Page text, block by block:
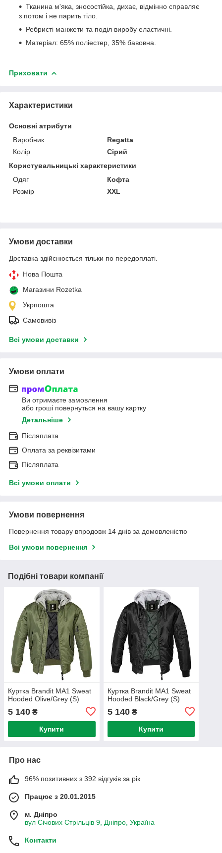
Тканина м'яка, зносостійка, дихає, відмінно справляє
з потом і не парить тіло.
Ребристі манжети та поділ виробу еластичні.
Матеріал: 65% поліестер, 35% бавовна.
Приховати
Характеристики
Основні атрибути
Виробник
Regatta
Колір
Сірий
Користувальницькі характеристики
Одяг
Кофта
Розмір
XXL
Умови доставки
Доставка здійснюється тільки по передоплаті.
Нова Пошта
Магазини Rozetka
Укрпошта
Самовивіз
Всі умови доставки
Умови оплати
Ви отримаєте замовлення
або гроші повернуться на вашу картку
Детальніше
Післяплата
Оплата за реквізитами
Післяплата
Всі умови оплати
Умови повернення
Повернення товару впродовж 14 днів за домовленістю
Всі умови повернення
Подібні товари компанії
Куртка Brandit MA1 Sweat
Hooded Olive/Grey (S)
5 140 ₴
Купити
Куртка Brandit MA1 Sweat
Hooded Black/Grey (S)
5 140₴
Купити
Про нас
96% позитивних з 392 відгуків за рік
Працює з 20.01.2015
м. Дніпро
вул Січових Стрільців 9, Дніпро, Україна
Контакти